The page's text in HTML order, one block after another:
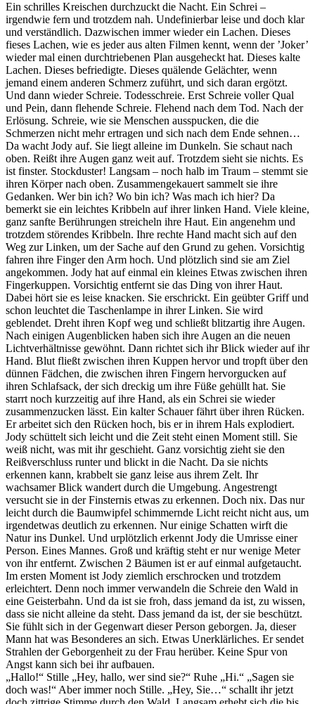
Ein schrilles Kreischen durchzuckt die Nacht. Ein Schrei –
irgendwie fern und trotzdem nah. Undefinierbar leise und doch klar
und verständlich. Dazwischen immer wieder ein Lachen. Dieses
fieses Lachen, wie es jeder aus alten Filmen kennt, wenn der ’Joker’
wieder mal einen durchtriebenen Plan ausgeheckt hat. Dieses kalte
Lachen. Dieses befriedigte. Dieses quälende Gelächter, wenn
jemand einem anderen Schmerz zuführt, und sich daran ergötzt.
Und dann wieder Schreie. Todesschreie. Erst Schreie voller Qual
und Pein, dann flehende Schreie. Flehend nach dem Tod. Nach der
Erlösung. Schreie, wie sie Menschen ausspucken, die die
Schmerzen nicht mehr ertragen und sich nach dem Ende sehnen…
Da wacht Jody auf. Sie liegt alleine im Dunkeln. Sie schaut nach
oben. Reißt ihre Augen ganz weit auf. Trotzdem sieht sie nichts. Es
ist finster. Stockduster! Langsam – noch halb im Traum – stemmt sie
ihren Körper nach oben. Zusammengekauert sammelt sie ihre
Gedanken. Wer bin ich? Wo bin ich? Was mach ich hier? Da
bemerkt sie ein leichtes Kribbeln auf ihrer linken Hand. Viele kleine,
ganz sanfte Berührungen streicheln ihre Haut. Ein angenehm und
trotzdem störendes Kribbeln. Ihre rechte Hand macht sich auf den
Weg zur Linken, um der Sache auf den Grund zu gehen. Vorsichtig
fahren ihre Finger den Arm hoch. Und plötzlich sind sie am Ziel
angekommen. Jody hat auf einmal ein kleines Etwas zwischen ihren
Fingerkuppen. Vorsichtig entfernt sie das Ding von ihrer Haut.
Dabei hört sie es leise knacken. Sie erschrickt. Ein geübter Griff und
schon leuchtet die Taschenlampe in ihrer Linken. Sie wird
geblendet. Dreht ihren Kopf weg und schließt blitzartig ihre Augen.
Nach einigen Augenblicken haben sich ihre Augen an die neuen
Lichtverhältnisse gewöhnt. Dann richtet sich ihr Blick wieder auf ihr
Hand. Blut fließt zwischen ihren Kuppen hervor und tropft über den
dünnen Fädchen, die zwischen ihren Fingern hervorgucken auf
ihren Schlafsack, der sich dreckig um ihre Füße gehüllt hat. Sie
starrt noch kurzzeitig auf ihre Hand, als ein Schrei sie wieder
zusammenzucken lässt. Ein kalter Schauer fährt über ihren Rücken.
Er arbeitet sich den Rücken hoch, bis er in ihrem Hals explodiert.
Jody schüttelt sich leicht und die Zeit steht einen Moment still. Sie
weiß nicht, was mit ihr geschieht. Ganz vorsichtig zieht sie den
Reißverschluss runter und blickt in die Nacht. Da sie nichts
erkennen kann, krabbelt sie ganz leise aus ihrem Zelt. Ihr
wachsamer Blick wandert durch die Umgebung. Angestrengt
versucht sie in der Finsternis etwas zu erkennen. Doch nix. Das nur
leicht durch die Baumwipfel schimmernde Licht reicht nicht aus, um
irgendetwas deutlich zu erkennen. Nur einige Schatten wirft die
Natur ins Dunkel. Und urplötzlich erkennt Jody die Umrisse einer
Person. Eines Mannes. Groß und kräftig steht er nur wenige Meter
von ihr entfernt. Zwischen 2 Bäumen ist er auf einmal aufgetaucht.
Im ersten Moment ist Jody ziemlich erschrocken und trotzdem
erleichtert. Denn noch immer verwandeln die Schreie den Wald in
eine Geisterbahn. Und da ist sie froh, dass jemand da ist, zu wissen,
dass sie nicht alleine da steht. Dass jemand da ist, der sie beschützt.
Sie fühlt sich in der Gegenwart dieser Person geborgen. Ja, dieser
Mann hat was Besonderes an sich. Etwas Unerklärliches. Er sendet
Strahlen der Geborgenheit zu der Frau herüber. Keine Spur von
Angst kann sich bei ihr aufbauen.
„Hallo!“ Stille „Hey, hallo, wer sind sie?“ Ruhe „Hi.“ „Sagen sie
doch was!“ Aber immer noch Stille. „Hey, Sie…“ schallt ihr jetzt